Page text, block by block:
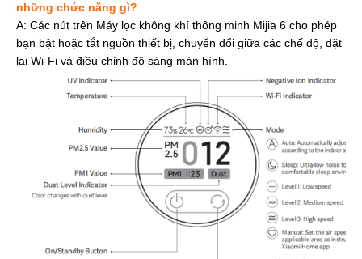
những chức năng gì?
A: Các nút trên Máy lọc không khí thông minh Mijia 6 cho phép
bạn bật hoặc tắt nguồn thiết bị, chuyển đổi giữa các chế độ, đặt
lại Wi-Fi và điều chỉnh độ sáng màn hình.